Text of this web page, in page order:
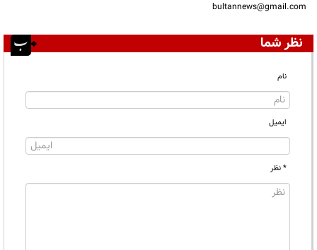
bultannews@gmail.com
نظر شما
نام
ایمیل
* نظر